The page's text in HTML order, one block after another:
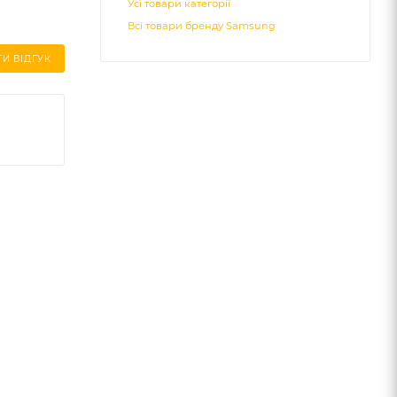
ВІДГУК
Усі товари категорії
Всі товари бренду Samsung